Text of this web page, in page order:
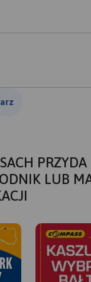
PRZYDA
LUB